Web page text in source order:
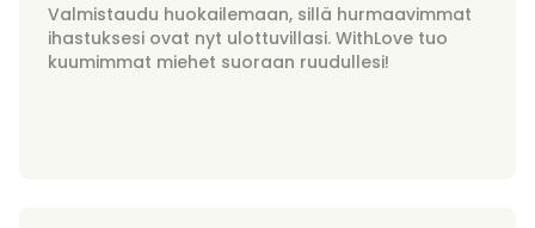
Valmistaudu huokailemaan, sillä hurmaavimmat
ihastuksesi ovat nyt ulottuvillasi. WithLove tuo
kuumimmat miehet suoraan ruudullesi!